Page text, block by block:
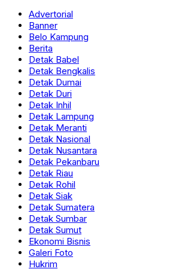
Advertorial
Banner
Belo Kampung
Berita
Detak Babel
Detak Bengkalis
Detak Dumai
Detak Duri
Detak Inhil
Detak Lampung
Detak Meranti
Detak Nasional
Detak Nusantara
Detak Pekanbaru
Detak Riau
Detak Rohil
Detak Siak
Detak Sumatera
Detak Sumbar
Detak Sumut
Ekonomi Bisnis
Galeri Foto
Hukrim